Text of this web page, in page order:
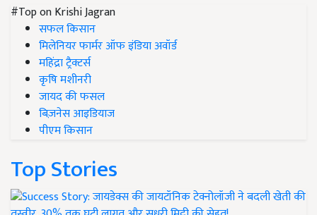
#Top on Krishi Jagran
सफल किसान
मिलेनियर फार्मर ऑफ इंडिया अवॉर्ड
महिंद्रा ट्रैक्टर्स
कृषि मशीनरी
जायद की फसल
बिज़नेस आइडियाज
पीएम किसान
Top Stories